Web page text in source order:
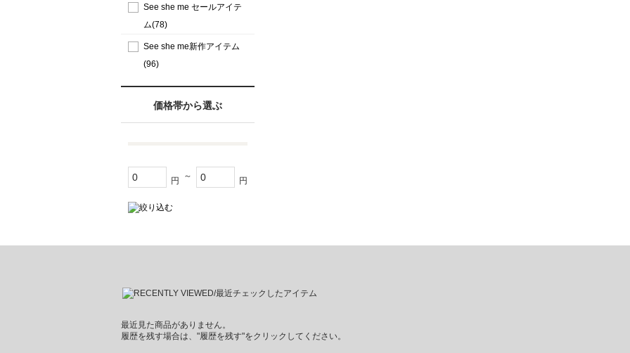
See she me セールアイテ
ム(78)
See she me新作アイテム
(96)
価格帯から選ぶ
円 ～ 円
最近見た商品がありません。
履歴を残す場合は、"履歴を残す"をクリックしてください。